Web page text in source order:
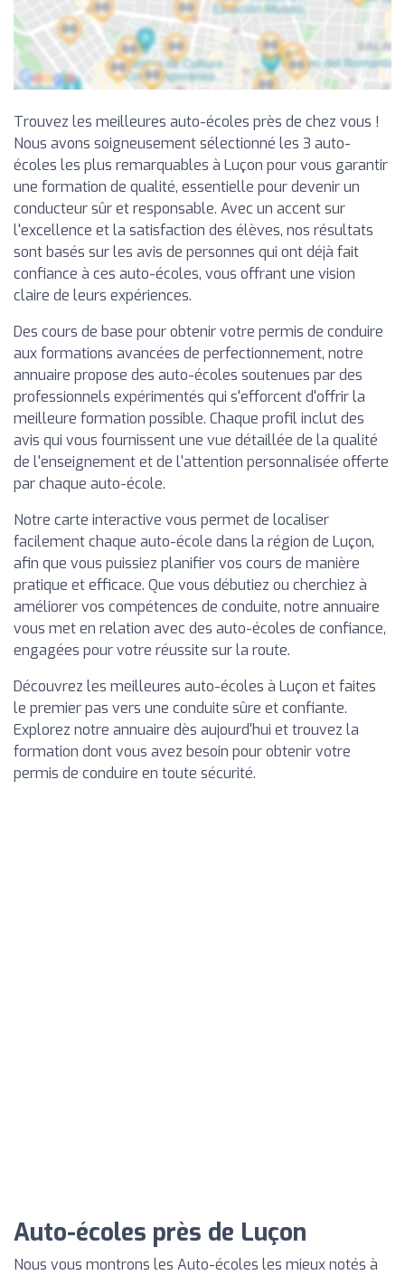
Trouvez les meilleures auto-écoles près de chez vous !
Nous avons soigneusement sélectionné les 3 auto-
écoles les plus remarquables à Luçon pour vous garantir
une formation de qualité, essentielle pour devenir un
conducteur sûr et responsable. Avec un accent sur
l'excellence et la satisfaction des élèves, nos résultats
sont basés sur les avis de personnes qui ont déjà fait
confiance à ces auto-écoles, vous offrant une vision
claire de leurs expériences.
Des cours de base pour obtenir votre permis de conduire
aux formations avancées de perfectionnement, notre
annuaire propose des auto-écoles soutenues par des
professionnels expérimentés qui s'efforcent d'offrir la
meilleure formation possible. Chaque profil inclut des
avis qui vous fournissent une vue détaillée de la qualité
de l'enseignement et de l'attention personnalisée offerte
par chaque auto-école.
Notre carte interactive vous permet de localiser
facilement chaque auto-école dans la région de Luçon,
afin que vous puissiez planifier vos cours de manière
pratique et efficace. Que vous débutiez ou cherchiez à
améliorer vos compétences de conduite, notre annuaire
vous met en relation avec des auto-écoles de confiance,
engagées pour votre réussite sur la route.
Découvrez les meilleures auto-écoles à Luçon et faites
le premier pas vers une conduite sûre et confiante.
Explorez notre annuaire dès aujourd'hui et trouvez la
formation dont vous avez besoin pour obtenir votre
permis de conduire en toute sécurité.
Auto-écoles près de Luçon
Nous vous montrons les Auto-écoles les mieux notés à